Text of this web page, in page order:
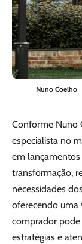
Nuno Coelho
Conforme Nuno
especialista no
em
transformação,
necessidades
oferecendo uma
comprador pode
estratégias e